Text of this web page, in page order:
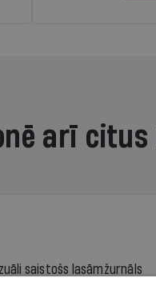
arī
saistošs lasāmžurnāls